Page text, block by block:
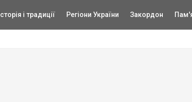
Історія і традиції Регіони України Закордон